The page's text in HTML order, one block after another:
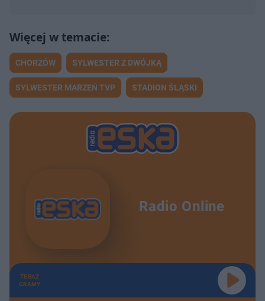
CHORZÓW SYLWESTER Z DWÓJKĄ
SYLWESTER MARZEŃ TVP STADION ŚLĄSKI
Radio Online
TERAZ
GRAMY